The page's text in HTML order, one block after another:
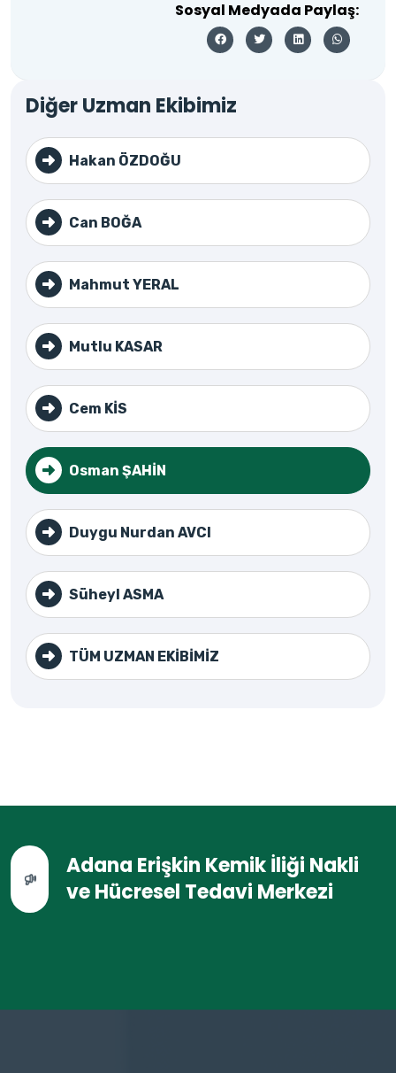
Sosyal Medyada Paylaş:
Diğer Uzman Ekibimiz
Hakan ÖZDOĞU
Can BOĞA
Mahmut YERAL
Mutlu KASAR
Cem KİS
Osman ŞAHİN
Duygu Nurdan AVCI
Süheyl ASMA
TÜM UZMAN EKİBİMİZ
Adana Erişkin Kemik İliği Nakli
ve Hücresel Tedavi Merkezi